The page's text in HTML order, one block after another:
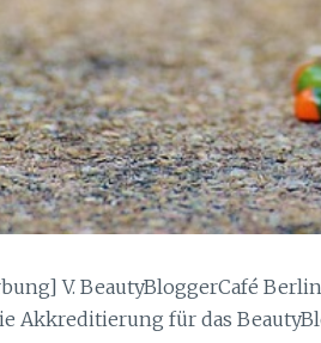
V. BeautyBloggerCafé
Akkreditierung für das